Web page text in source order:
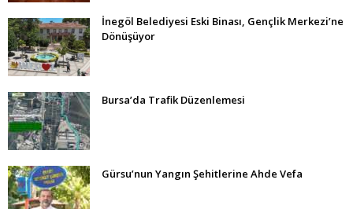
İnegöl Belediyesi Eski Binası, Gençlik Merkezi’ne
Dönüşüyor
Bursa’da Trafik Düzenlemesi
Gürsu’nun Yangın Şehitlerine Ahde Vefa